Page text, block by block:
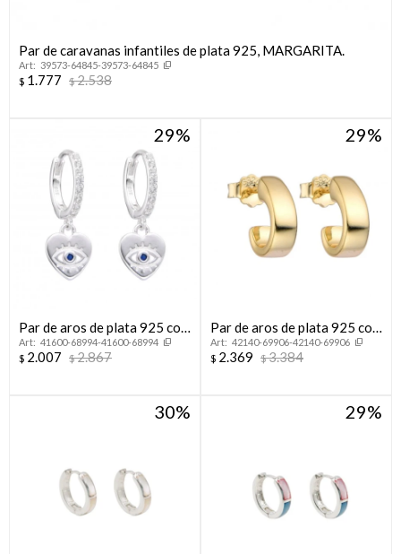
Par de caravanas infantiles de plata 925, MARGARITA.
39573-64845-39573-64845
$ 1.777 $2.538
29
Par de aros de plata 925 con
circonias y dije colgante.
41600-68994-41600-68994
$ 2.007 $2.867
29
Par de aros de plata 925 con
bsño de oro amarillo.
42140-69906-42140-69906
$ 2.369 $3.384
30 29